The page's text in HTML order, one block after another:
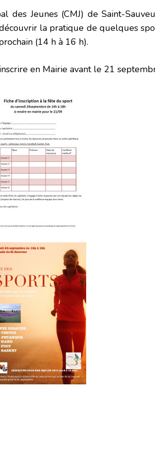
des Jeunes (CMJ) de Saint-
la pratique de quelques
(14 h à 16 h).
en Mairie avant le 21